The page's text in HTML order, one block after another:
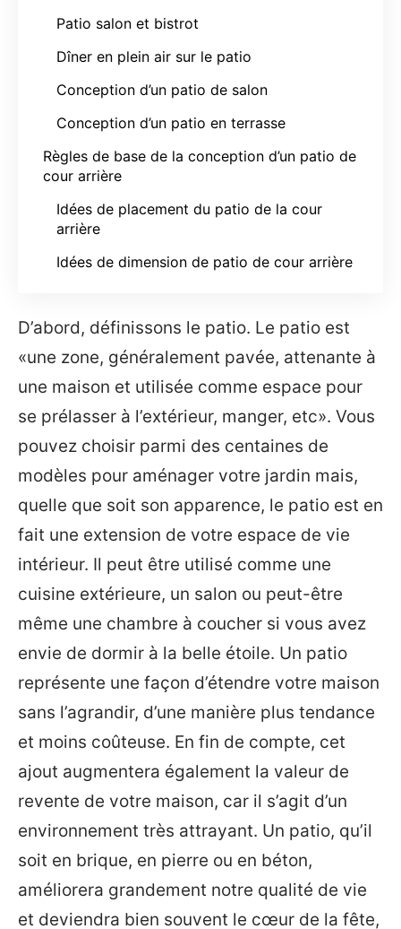
Patio salon et bistrot
Dîner en plein air sur le patio
Conception d’un patio de salon
Conception d’un patio en terrasse
Règles de base de la conception d’un patio de
cour arrière
Idées de placement du patio de la cour
arrière
Idées de dimension de patio de cour arrière
D’abord, définissons le patio. Le patio est
«une zone, généralement pavée, attenante à
une maison et utilisée comme espace pour
se prélasser à l’extérieur, manger, etc». Vous
pouvez choisir parmi des centaines de
modèles pour aménager votre jardin mais,
quelle que soit son apparence, le patio est en
fait une extension de votre espace de vie
intérieur. Il peut être utilisé comme une
cuisine extérieure, un salon ou peut-être
même une chambre à coucher si vous avez
envie de dormir à la belle étoile. Un patio
représente une façon d’étendre votre maison
sans l’agrandir, d’une manière plus tendance
et moins coûteuse. En fin de compte, cet
ajout augmentera également la valeur de
revente de votre maison, car il s’agit d’un
environnement très attrayant. Un patio, qu’il
soit en brique, en pierre ou en béton,
améliorera grandement notre qualité de vie
et deviendra bien souvent le cœur de la fête,